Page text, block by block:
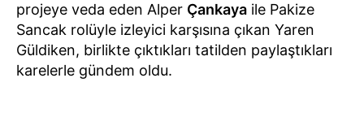
projeye veda eden Alper Çankaya ile Pakize
Sancak rolüyle izleyici karşısına çıkan Yaren
Güldiken, birlikte çıktıkları tatilden paylaştıkları
karelerle gündem oldu.